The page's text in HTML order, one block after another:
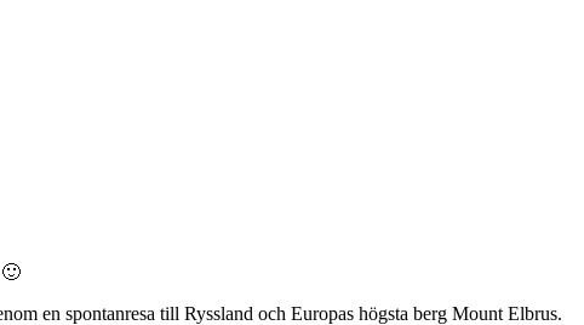
en spontanresa till Ryssland och Europas högsta berg Mount Elbrus.